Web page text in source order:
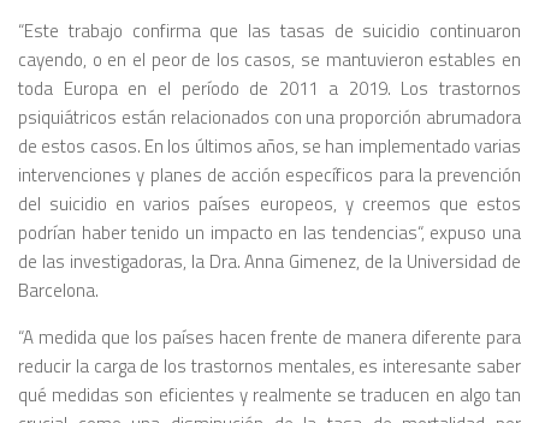
“Este trabajo confirma que las tasas de suicidio continuaron
cayendo, o en el peor de los casos, se mantuvieron estables en
toda Europa en el período de 2011 a 2019. Los trastornos
psiquiátricos están relacionados con una proporción abrumadora
de estos casos. En los últimos años, se han implementado varias
intervenciones y planes de acción específicos para la prevención
del suicidio en varios países europeos, y creemos que estos
podrían haber tenido un impacto en las tendencias“, expuso una
de las investigadoras, la Dra. Anna Gimenez, de la Universidad de
Barcelona.
“A medida que los países hacen frente de manera diferente para
reducir la carga de los trastornos mentales, es interesante saber
qué medidas son eficientes y realmente se traducen en algo tan